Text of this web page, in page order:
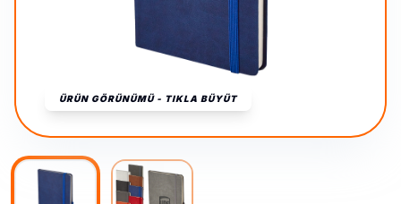
ÜRÜN GÖRÜNÜMÜ - TIKLA BÜYÜT